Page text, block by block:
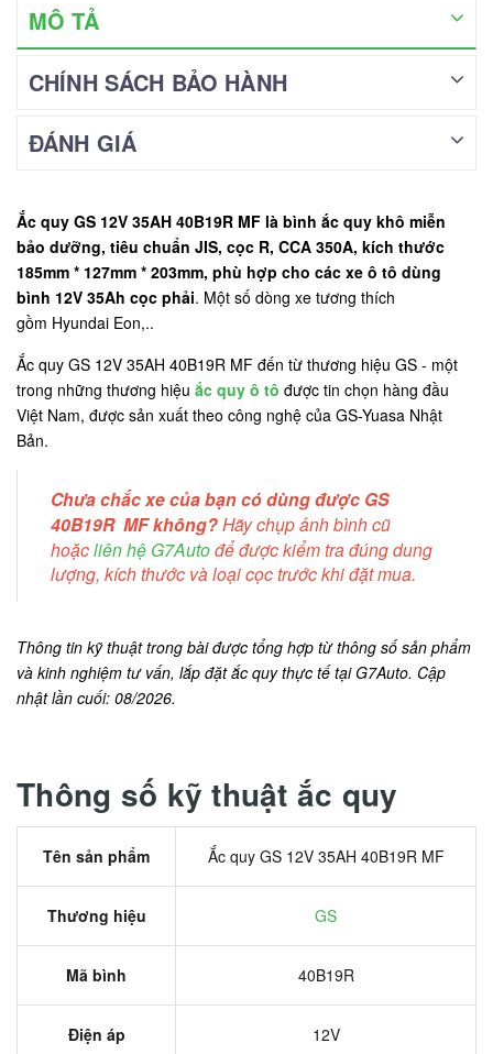
MÔ TẢ
CHÍNH SÁCH BẢO HÀNH
ĐÁNH GIÁ
Ắc quy GS 12V 35AH 40B19R MF là bình ắc quy khô miễn
bảo dưỡng, tiêu chuẩn JIS, cọc R, CCA 350A, kích thước
185mm * 127mm * 203mm, phù hợp cho các xe ô tô dùng
bình 12V 35Ah cọc phải. Một số dòng xe tương thích
gồm Hyundai Eon,..
Ắc quy GS 12V 35AH 40B19R MF đến từ thương hiệu GS - một
trong những thương hiệu ắc quy ô tô được tin chọn hàng đầu
Việt Nam, được sản xuất theo công nghệ của GS-Yuasa Nhật
Bản.
Chưa chắc xe của bạn có dùng được GS
40B19R MF không?Hãy chụp ảnh bình cũ
hoặcliên hệ G7Autođể được kiểm tra đúng dung
lượng, kích thước và loại cọc trước khi đặt mua.
Thông tin kỹ thuật trong bài được tổng hợp từ thông số sản phẩm
và kinh nghiệm tư vấn, lắp đặt ắc quy thực tế tại G7Auto. Cập
nhật lần cuối: 08/2026.
Thông số kỹ thuật ắc quy
Tên sản phẩm Ắc quy GS 12V 35AH 40B19R MF
Thương hiệu GS
Mã bình 40B19R
Điện áp 12V